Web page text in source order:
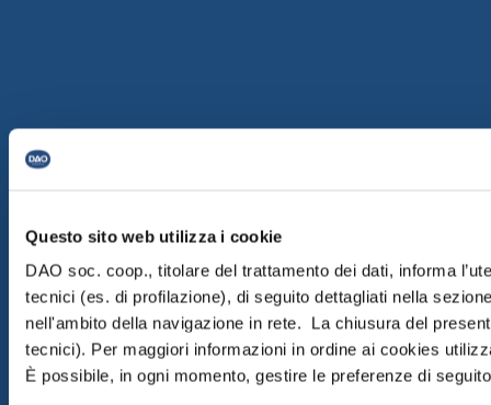
Questo sito web utilizza i cookie
DAO soc. coop., titolare del trattamento dei dati, informa
tecnici (es. di profilazione), di seguito dettagliati nella
nell'ambito della navigazione in rete. La chiusura del
tecnici). Per maggiori informazioni in ordine ai cookies
È possibile, in ogni momento, gestire le preferenze di